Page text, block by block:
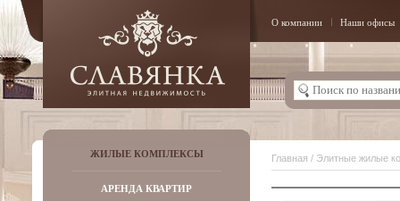
О компании Наши офисы
ЖИЛЫЕ КОМПЛЕКСЫ
АРЕНДА КВАРТИР
Главная / Элитные жилые